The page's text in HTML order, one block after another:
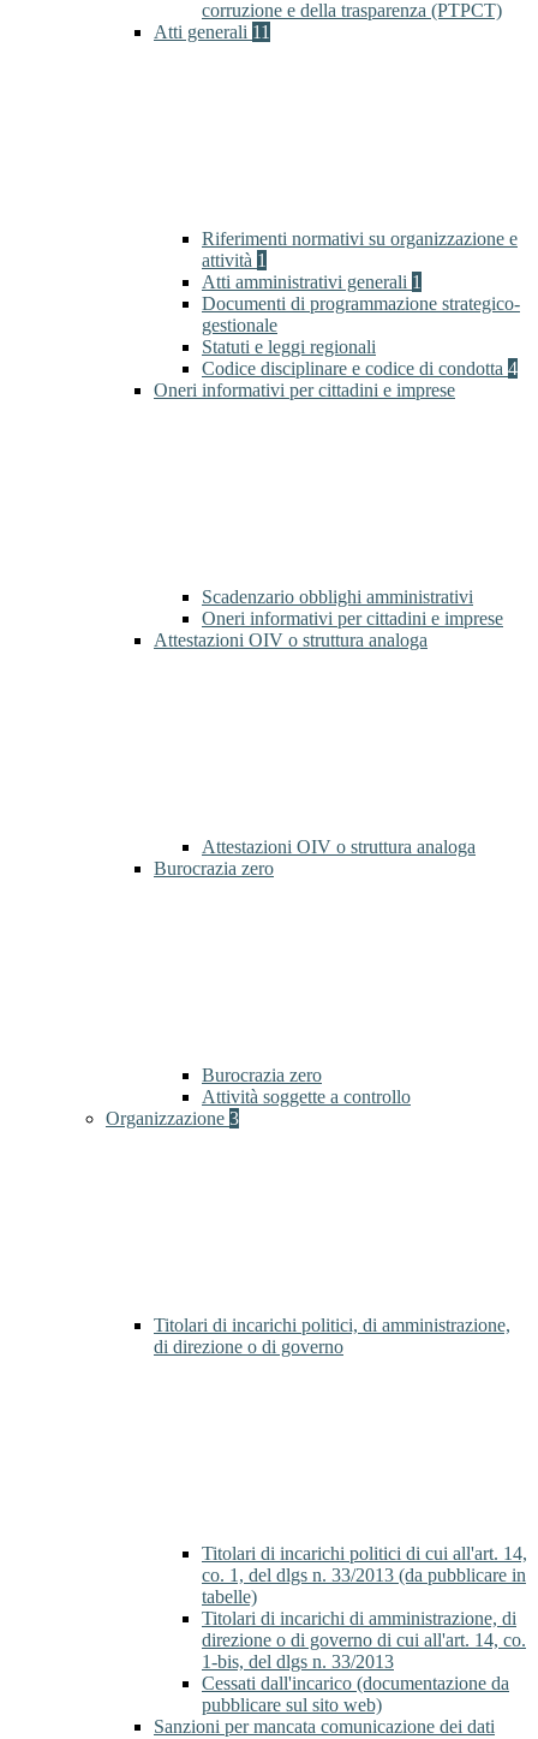
corruzione e della trasparenza (PTPCT)
Atti generali 11
Riferimenti normativi su organizzazione e
attività 1
Atti amministrativi generali 1
Documenti di programmazione strategico-
gestionale
Statuti e leggi regionali
Codice disciplinare e codice di condotta 4
Oneri informativi per cittadini e imprese
Scadenzario obblighi amministrativi
Oneri informativi per cittadini e imprese
Attestazioni OIV o struttura analoga
Attestazioni OIV o struttura analoga
Burocrazia zero
Burocrazia zero
Attività soggette a controllo
Organizzazione 3
Titolari di incarichi politici, di amministrazione,
di direzione o di governo
Titolari di incarichi politici di cui all'art. 14,
co. 1, del dlgs n. 33/2013 (da pubblicare in
tabelle)
Titolari di incarichi di amministrazione, di
direzione o di governo di cui all'art. 14, co.
1-bis, del dlgs n. 33/2013
Cessati dall'incarico (documentazione da
pubblicare sul sito web)
Sanzioni per mancata comunicazione dei dati